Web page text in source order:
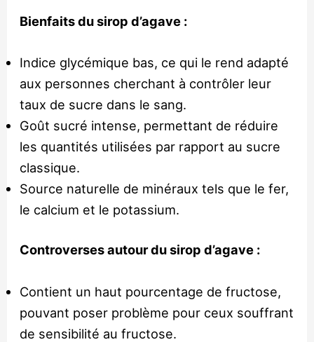
Bienfaits du sirop d’agave :
Indice glycémique bas, ce qui le rend adapté
aux personnes cherchant à contrôler leur
taux de sucre dans le sang.
Goût sucré intense, permettant de réduire
les quantités utilisées par rapport au sucre
classique.
Source naturelle de minéraux tels que le fer,
le calcium et le potassium.
Controverses autour du sirop d’agave :
Contient un haut pourcentage de fructose,
pouvant poser problème pour ceux souffrant
de sensibilité au fructose.